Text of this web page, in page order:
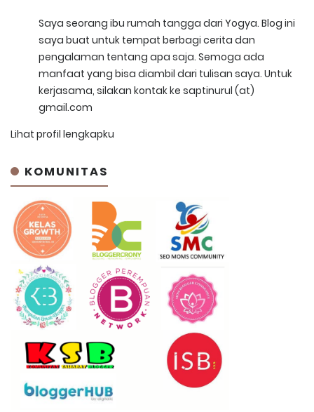
Saya seorang ibu rumah tangga dari Yogya. Blog ini
saya buat untuk tempat berbagi cerita dan
pengalaman tentang apa saja. Semoga ada
manfaat yang bisa diambil dari tulisan saya. Untuk
kerjasama, silakan kontak ke saptinurul (at)
gmail.com
Lihat profil lengkapku
KOMUNITAS